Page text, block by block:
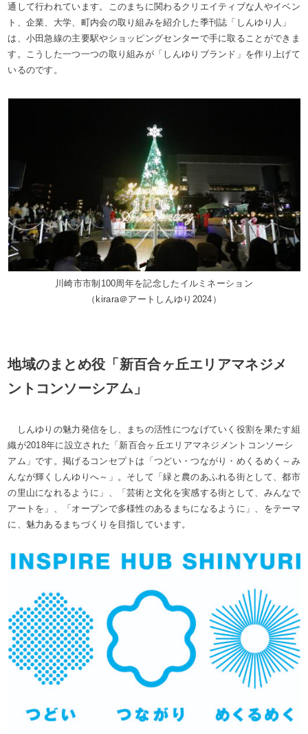
通して行われています。このまちに関わるクリエイティブな人やイベン
ト、企業、大学、町内会の取り組みを紹介した季刊誌「しんゆり人」
は、小田急線の主要駅やショッピングセンターで手に取ることができま
す。こうした一つ一つの取り組みが「しんゆりブランド」を作り上げて
いるのです。
川崎市市制100周年を記念したイルミネーション
（kirara＠アートしんゆり2024）
地域のまとめ役「新百合ヶ丘エリアマネジメ
ントコンソーシアム」
しんゆりの魅力発信をし、まちの活性につなげていく役割を果たす組
織が2018年に設立された「新百合ヶ丘エリアマネジメントコンソーシ
アム」です。掲げるコンセプトは「つどい・つながり・めくるめく～み
んなが輝くしんゆりへ～」。そして「緑と農のあふれる街として、都市
の里山になれるように」、「芸術と文化を実感する街として、みんなで
アートを」、「オープンで多様性のあるまちになるように」、をテーマ
に、魅力あるまちづくりを目指しています。